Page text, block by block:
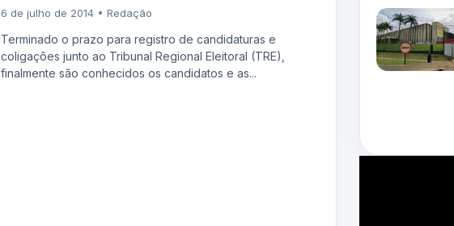
6 de julho de 2014 • Redação
Terminado o prazo para registro de candidaturas e
coligações junto ao Tribunal Regional Eleitoral (TRE),
finalmente são conhecidos os candidatos e as...